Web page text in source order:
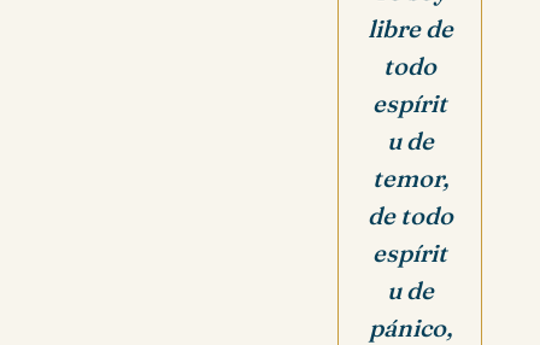
libre de
todo
espírit
u de
temor,
de todo
espírit
u de
pánico,